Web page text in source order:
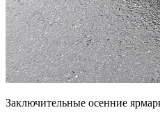
Заключительные осенние